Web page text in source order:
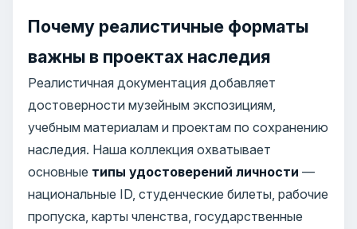
Почему реалистичные форматы
важны в проектах наследия
Реалистичная документация добавляет
достоверности музейным экспозициям,
учебным материалам и проектам по сохранению
наследия. Наша коллекция охватывает
основные типы удостоверений личности —
национальные ID, студенческие билеты, рабочие
пропуска, карты членства, государственные